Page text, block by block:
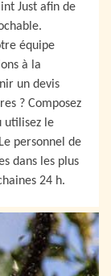
Just afin de
équipe
à la
un devis
? Composez
utilisez le
personnel de
dans les plus
24 h.